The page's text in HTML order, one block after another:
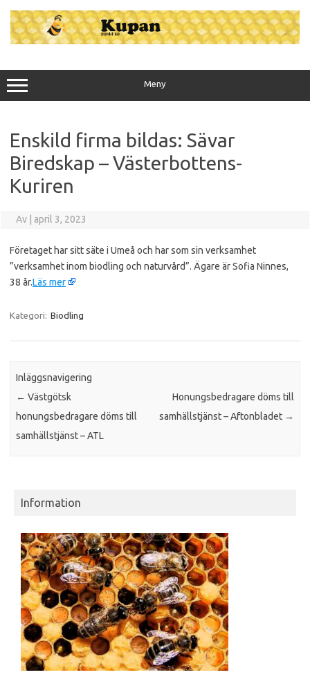
innehåll
Meny
Enskild firma bildas: Sävar
Biredskap – Västerbottens-
Kuriren
Av april 3, 2023
Företaget har sitt säte i Umeå och har som sin verksamhet
”verksamhet inom biodling och naturvård”. Ägare är Sofia Ninnes,
38 år.Läs mer
Kategori: Biodling
Inläggsnavigering
← Västgötsk
honungsbedragare döms till
samhällstjänst – ATL
Honungsbedragare döms till
samhällstjänst – Aftonbladet →
Information